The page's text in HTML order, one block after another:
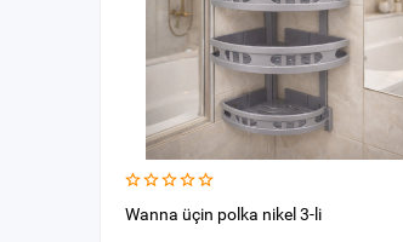
Wanna üçin polka nikel 3-li